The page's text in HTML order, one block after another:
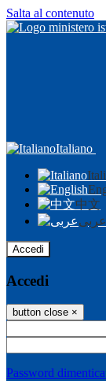
Salta al contenuto
Italiano
中文
عربى
Accedi
Accedi
button close ×
Password